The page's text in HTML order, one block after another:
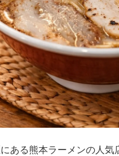
ある熊本ラーメンの人